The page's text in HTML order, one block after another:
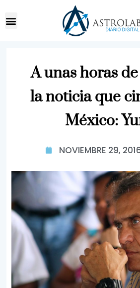
A unas horas
la noticia que
México:
NOVIEMBRE 29,